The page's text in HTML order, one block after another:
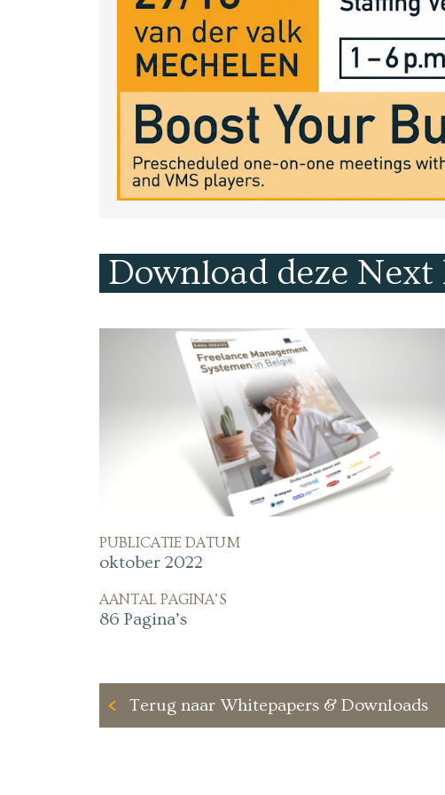
Download deze Next
PUBLICATIE DATUM
oktober 2022
AANTAL PAGINA’S
86 Pagina’s
Terug naar Whitepapers & Downloads